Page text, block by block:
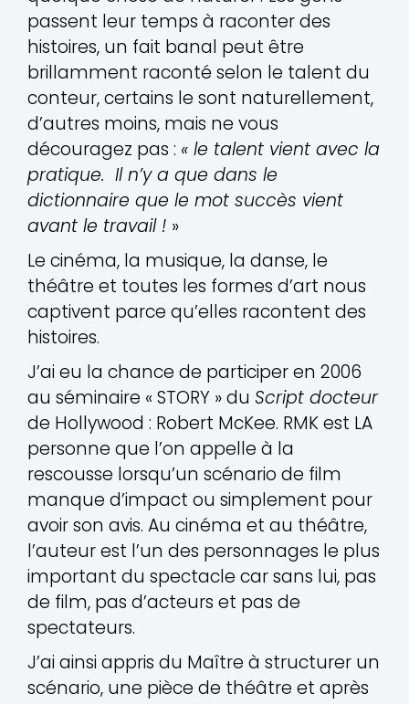
passent leur temps à raconter des
histoires, un fait banal peut être
brillamment raconté selon le talent du
conteur, certains le sont naturellement,
d’autres moins, mais ne vous
découragez pas : « le talent vient avec la
pratique. Il n’y a que dans le
dictionnaire que le mot succès vient
avant le travail ! »
Le cinéma, la musique, la danse, le
théâtre et toutes les formes d’art nous
captivent parce qu’elles racontent des
histoires.
J’ai eu la chance de participer en 2006
au séminaire « STORY » du Script docteur
de Hollywood : Robert McKee. RMK est LA
personne que l’on appelle à la
rescousse lorsqu’un scénario de film
manque d’impact ou simplement pour
avoir son avis. Au cinéma et au théâtre,
l’auteur est l’un des personnages le plus
important du spectacle car sans lui, pas
de film, pas d’acteurs et pas de
spectateurs.
J’ai ainsi appris du Maître à structurer un
scénario, une pièce de théâtre et après